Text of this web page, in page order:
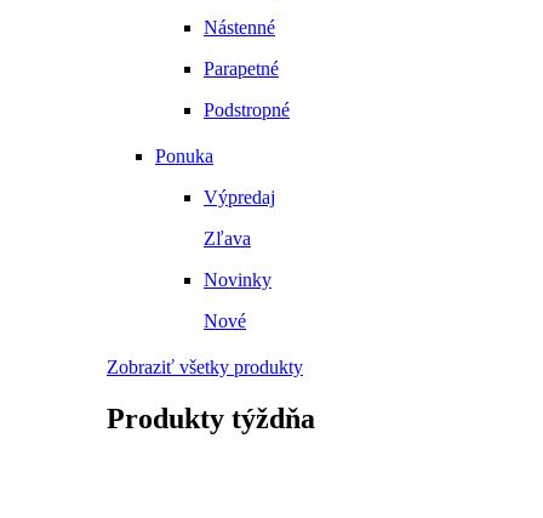
Nástenné
Parapetné
Podstropné
Ponuka
Výpredaj
Zľava
Novinky
Nové
Zobraziť všetky produkty
Produkty týždňa